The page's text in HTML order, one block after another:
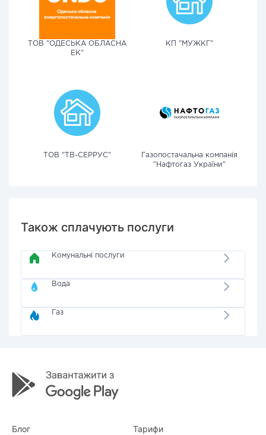
ТОВ "ОДЕСЬКА ОБЛАСНА
ЕК"
КП "МУЖКГ"
ТОВ "ТВ-СЕРРУС"
Газопостачальна компанія
"Нафтогаз України"
Також сплачують послуги
Комунальні послуги
Вода
Газ
Блог Тарифи